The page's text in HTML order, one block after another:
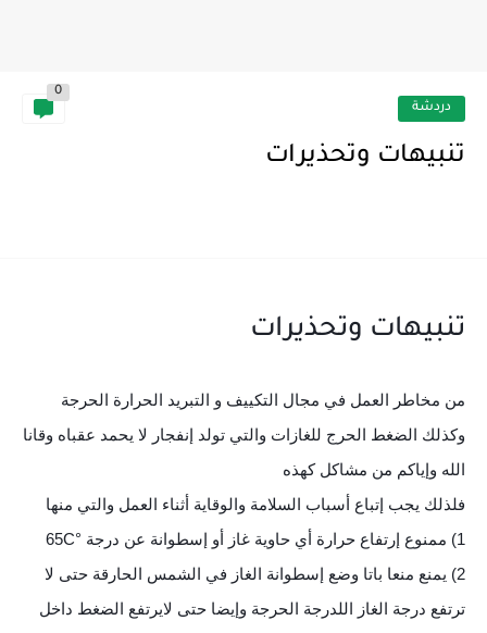
دردشة
0
تنبيهات وتحذيرات
تنبيهات وتحذيرات
من مخاطر العمل في مجال التكييف و التبريد الحرارة الحرجة
وكذلك الضغط الحرج للغازات والتي تولد إنفجار لا يحمد عقباه وقانا
الله وإياكم من مشاكل كهذه
فلذلك يجب إتباع أسباب السلامة والوقاية أثناء العمل والتي منها
1) ممنوع إرتفاع حرارة أي حاوية غاز أو إسطوانة عن درجة °65C
2) يمنع منعا باتا وضع إسطوانة الغاز في الشمس الحارقة حتى لا
ترتفع درجة الغاز اللدرجة الحرجة وإيضا حتى لايرتفع الضغط داخل